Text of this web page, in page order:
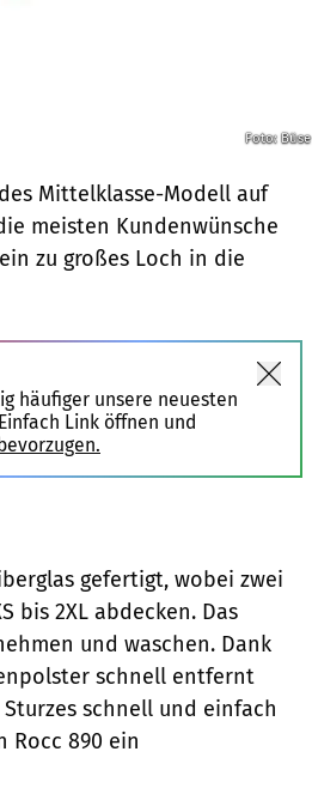
Foto: Büse
Mittelklasse-Modell auf
meisten Kundenwünsche
zu großes Loch in die
häufiger unsere neuesten
Link öffnen und
gefertigt, wobei zwei
bis 2XL abdecken. Das
und waschen. Dank
schnell entfernt
schnell und einfach
Rocc 890 ein